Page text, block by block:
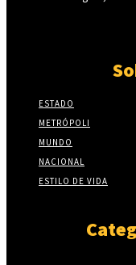
ESTADO
METRÓPOLI
MUNDO
NACIONAL
ESTILO DE VIDA